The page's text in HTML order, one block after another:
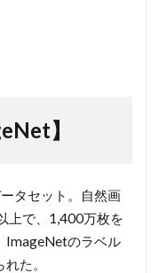
】
タセット。自然画
上で、1,400万枚を
ImageNetのラベル
た。